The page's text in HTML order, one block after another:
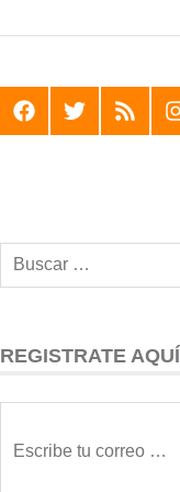
F T R I
REGISTRATE AQUÍ